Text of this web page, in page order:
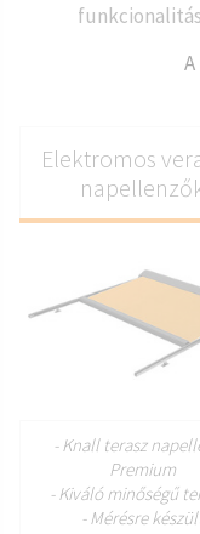
Elektromos
- Knall terasz
Premium
- Kiváló minőségű
- Mérésre